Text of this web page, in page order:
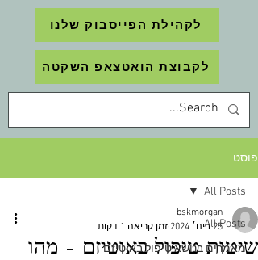
לקהילת הפייסבוק שלנו
לקבוצת הואטצאפ השקטה
פוסט
All Posts
מאמרים בנושא טיפול באוטיזם
All Posts
שיטות טיפול באוטיזם – מהו
bskmorgan
25 בינו׳ 2024
זמן קריאה 1 דקות